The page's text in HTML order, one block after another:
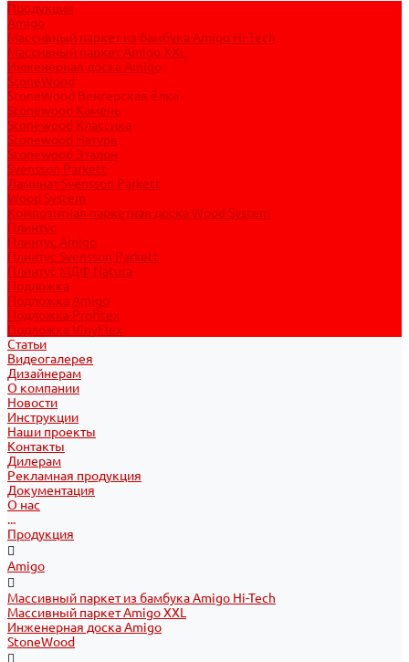
Продукция
Amigo
Массивный паркет из бамбука Amigo Hi-Tech
Массивный паркет Amigo XXL
Инженерная доска Amigo
StoneWood
StoneWood Венгерская ёлка
Stonewood Камень
Stonewood Классика
Stonewood Натура
Stonewood Эталон
Svensson Parkett
Ламинат Svensson Parkett
Wood System
Композитная паркетная доска Wood System
Плинтус
Плинтус Amigo
Плинтус Svensson Parkett
Плинтус МДФ Natura
Подложка
Подложка Amigo
Подложка Profitex
Подложка VinyFlex
Статьи
Видеогалерея
Дизайнерам
О компании
Новости
Инструкции
Наши проекты
Контакты
Дилерам
Рекламная продукция
Документация
О нас
...
Продукция
Amigo
Массивный паркет из бамбука Amigo Hi-Tech
Массивный паркет Amigo XXL
Инженерная доска Amigo
StoneWood